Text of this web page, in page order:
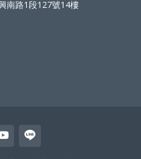
南路1段127號14樓